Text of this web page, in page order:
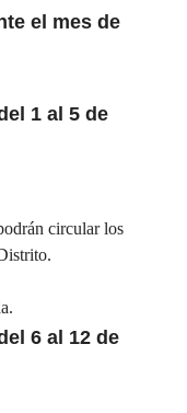
el mes de
1 al 5 de
circular los
6 al 12 de